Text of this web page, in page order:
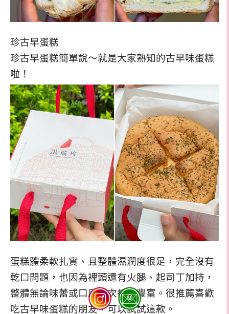
珍古早蛋糕
珍古早蛋糕簡單說～就是大家熟知的古早味蛋糕
啦！
蛋糕體柔軟扎實、且整體濕潤度很足，完全沒有
乾口問題，也因為裡頭還有火腿、起司丁加持，
整體無論味蕾或口感層次都更豐富。很推薦喜歡
吃古早味蛋糕的朋友，可以試試這款。